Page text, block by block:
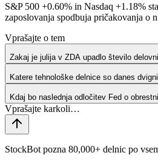
S&P 500 +0.60% in Nasdaq +1.18%
zaposlovanja spodbuja pričakovanja o
Vprašajte o tem
Zakaj je julija v ZDA upadlo število
Katere tehnološke delnice so danes
Kdaj bo naslednja odločitev Fed o
StockBot pozna 80,000+ delnic po